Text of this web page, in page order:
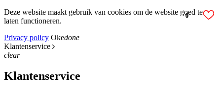
Deze website maakt gebruik van cookies om de website goed te
laten functioneren.
Privacy policy Okedone
Klantenservice
clear
Klantenservice
0
1
0